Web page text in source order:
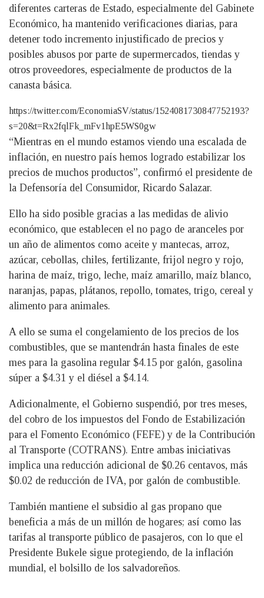
diferentes carteras de Estado, especialmente del Gabinete
Económico, ha mantenido verificaciones diarias, para
detener todo incremento injustificado de precios y
posibles abusos por parte de supermercados, tiendas y
otros proveedores, especialmente de productos de la
canasta básica.
https://twitter.com/EconomiaSV/status/1524081730847752193?
s=20&t=Rx2fqlFk_mFv1hpE5WS0gw
“Mientras en el mundo estamos viendo una escalada de
inflación, en nuestro país hemos logrado estabilizar los
precios de muchos productos”, confirmó el presidente de
la Defensoría del Consumidor, Ricardo Salazar.
Ello ha sido posible gracias a las medidas de alivio
económico, que establecen el no pago de aranceles por
un año de alimentos como aceite y mantecas, arroz,
azúcar, cebollas, chiles, fertilizante, frijol negro y rojo,
harina de maíz, trigo, leche, maíz amarillo, maíz blanco,
naranjas, papas, plátanos, repollo, tomates, trigo, cereal y
alimento para animales.
A ello se suma el congelamiento de los precios de los
combustibles, que se mantendrán hasta finales de este
mes para la gasolina regular $4.15 por galón, gasolina
súper a $4.31 y el diésel a $4.14.
Adicionalmente, el Gobierno suspendió, por tres meses,
del cobro de los impuestos del Fondo de Estabilización
para el Fomento Económico (FEFE) y de la Contribución
al Transporte (COTRANS). Entre ambas iniciativas
implica una reducción adicional de $0.26 centavos, más
$0.02 de reducción de IVA, por galón de combustible.
También mantiene el subsidio al gas propano que
beneficia a más de un millón de hogares; así como las
tarifas al transporte público de pasajeros, con lo que el
Presidente Bukele sigue protegiendo, de la inflación
mundial, el bolsillo de los salvadoreños.